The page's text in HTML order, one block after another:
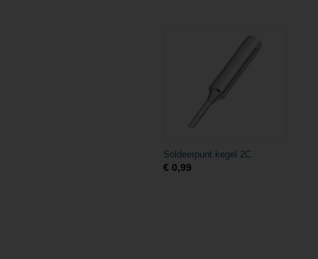
Soldeerpunt kegel 2C
€ 0,99